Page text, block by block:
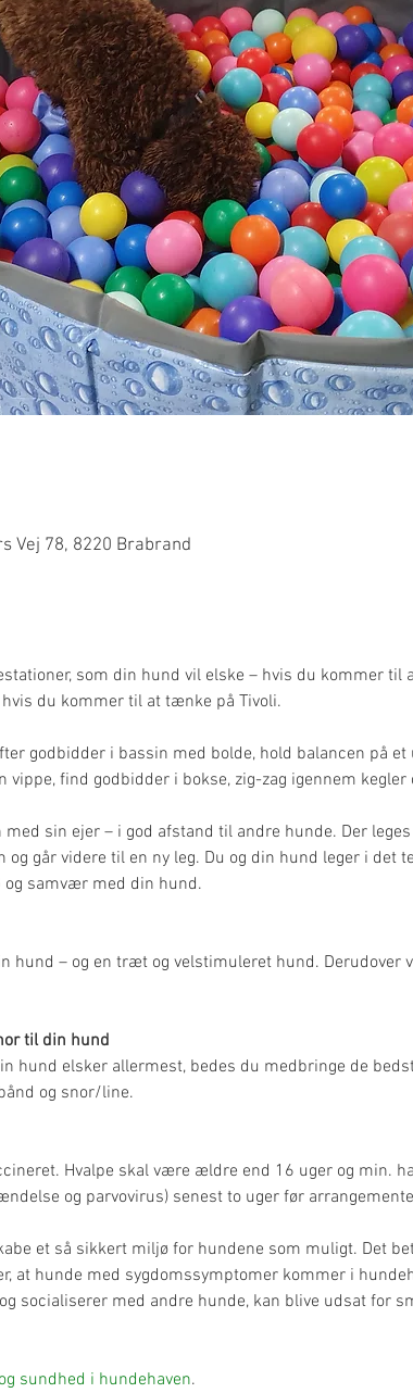
Vej 78, 8220 Brabrand
som din hund vil elske – hvis du kommer
du kommer til at tænke på Tivoli.
godbidder i bassin med bolde, hold balancen på
vippe, find godbidder i bokse, zig-zag igennem kegler
sin ejer – i god afstand til andre hunde. Der
går videre til en ny leg. Du og din hund leger i det
og samvær med din hund.
hund – og en træt og velstimuleret hund. Derudover
til din hund
hund elsker allermest, bedes du medbringe de
og snor/line.
Hvalpe skal være ældre end 16 uger og min.
og parvovirus) senest to uger før
et så sikkert miljø for hundene som muligt. Det
at hunde med sygdomssymptomer kommer i
socialiserer med andre hunde, kan blive udsat for
sundhed i hundehaven.